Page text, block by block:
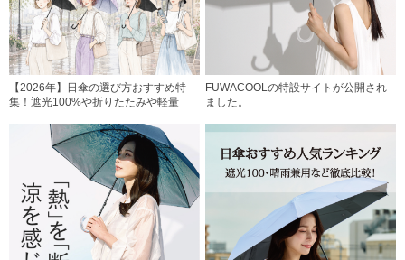
【2026年】日傘の選び方おすすめ特
集！遮光100%や折りたたみや軽量
FUWACOOLの特設サイトが公開され
ました。